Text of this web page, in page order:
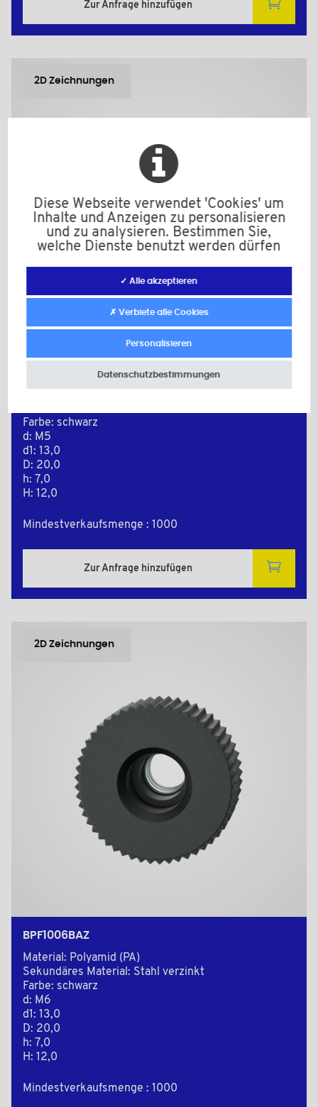
Zur Anfrage hinzufügen
2D Zeichnungen
Farbe: schwarz
d: M5
d1: 13,0
D: 20,0
h: 7,0
H: 12,0
Mindestverkaufsmenge : 1000
Zur Anfrage hinzufügen
2D Zeichnungen
BPF1006BAZ
Material: Polyamid (PA)
Sekundäres Material: Stahl verzinkt
Farbe: schwarz
d: M6
d1: 13,0
D: 20,0
h: 7,0
H: 12,0
Mindestverkaufsmenge : 1000
Diese Webseite verwendet 'Cookies' um
Inhalte und Anzeigen zu personalisieren
und zu analysieren. Bestimmen Sie,
welche Dienste benutzt werden dürfen
✓ Alle akzeptieren
✗ Verbiete alle Cookies
Personalisieren
Datenschutzbestimmungen